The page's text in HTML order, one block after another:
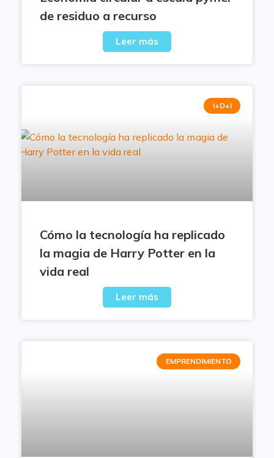
de residuo a recurso
Leer más
I+D+I
Cómo la tecnología ha replicado
la magia de Harry Potter en la
vida real
Leer más
EMPRENDIMIENTO